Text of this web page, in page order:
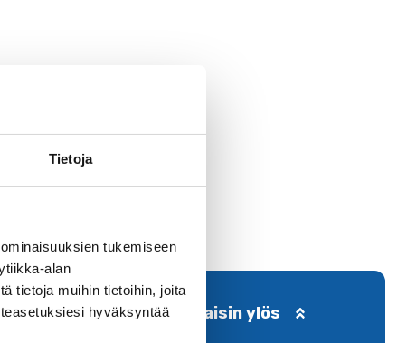
Tietoja
tukemiseen
alan
tietoja muihin tietoihin, joita
hyväksyntää
Takaisin ylös